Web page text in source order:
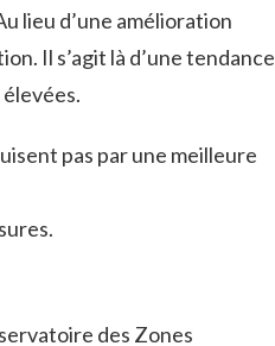
lieu d’une amélioration
Il s’agit là d’une tendance
pas par une meilleure
des Zones